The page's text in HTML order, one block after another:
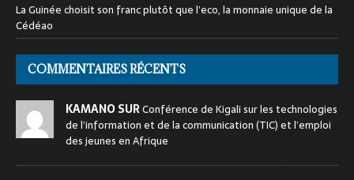
La Guinée choisit son franc plutôt que l’eco, la monnaie unique de la
Cédéao
COMMENTAIRES RÉCENTS
KAMANO SURConférence de Kigali sur les technologies
de l’information et de la communication (TIC) et l’emploi
des jeunes en Afrique